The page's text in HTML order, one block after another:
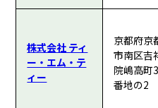
株式会社 ティ
ー・エム・テ
ィー
京都府京
市南区吉
院嶋高町
番地の2